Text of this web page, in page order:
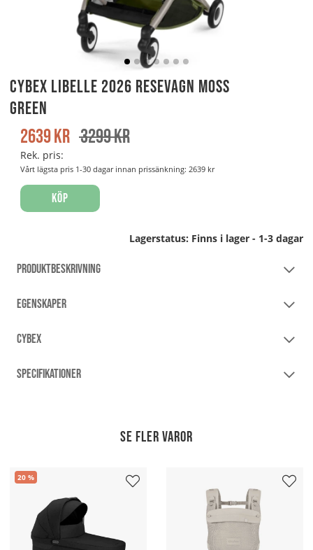
Cybex Libelle 2026 Resevagn Moss
Green
3299kr
2639kr
Rek. pris:
Vårt lägsta pris 1-30 dagar innan prissänkning: 2639 kr
Köp
Lagerstatus: Finns i lager - 1-3 dagar
PRODUKTBESKRIVNING
EGENSKAPER
CYBEX
SPECIFIKATIONER
Se fler varor
20